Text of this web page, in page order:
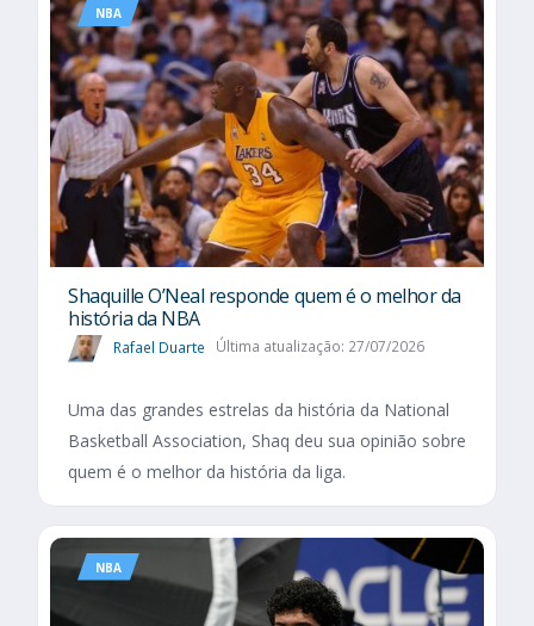
NBA
Shaquille O’Neal responde quem é o melhor da
história da NBA
Rafael Duarte Última atualização: 27/07/2026
Uma das grandes estrelas da história da National
Basketball Association, Shaq deu sua opinião sobre
quem é o melhor da história da liga.
NBA